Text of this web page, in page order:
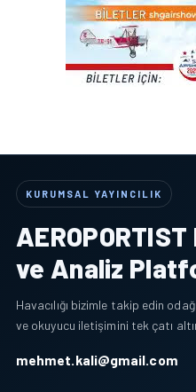
KURUMSAL YAYINCILIK
AEROPORTIST
ve Analiz
Havacılığı bizimle takip edin
ve okuyucu iletişimini tek çatı
mehmet.kali@gmail.com